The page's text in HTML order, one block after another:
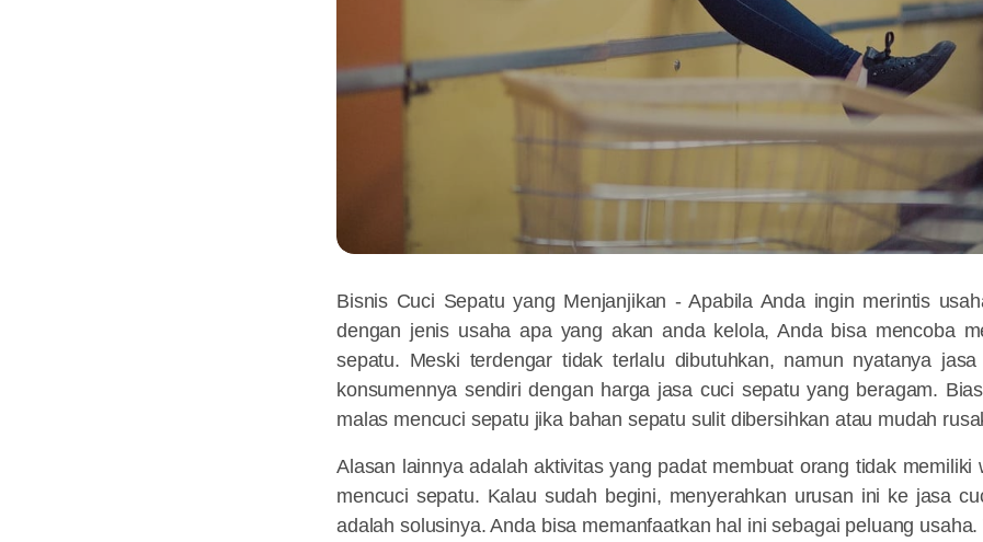
Bisnis Cuci Sepatu yang Menjanjikan - Apabila Anda ingin merintis
dengan jenis usaha apa yang akan anda kelola, Anda bisa mencoba
sepatu. Meski terdengar tidak terlalu dibutuhkan, namun nyatanya
konsumennya sendiri dengan harga jasa cuci sepatu yang beragam.
malas mencuci sepatu jika bahan sepatu sulit dibersihkan atau mudah
Alasan lainnya adalah aktivitas yang padat membuat orang tidak memiliki
mencuci sepatu. Kalau sudah begini, menyerahkan urusan ini ke jasa
adalah solusinya. Anda bisa memanfaatkan hal ini sebagai peluang